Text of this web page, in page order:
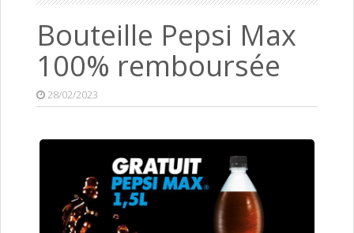
Bouteille Pepsi Max
100% remboursée
28/02/2023